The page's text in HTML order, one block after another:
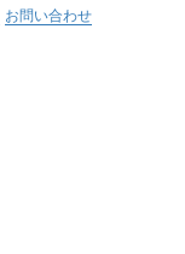
お問い合わせ